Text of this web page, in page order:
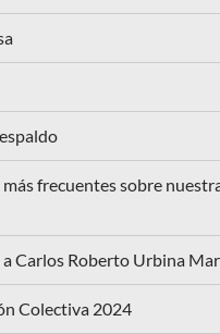
frecuentes sobre
a Carlos Roberto Urbina
Colectiva 2024